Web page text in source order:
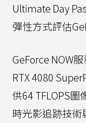
Ultimate Day
彈性方式評估
GeForce NOW
RTX 4080
供64 TFLOPS
時光影追跡技術